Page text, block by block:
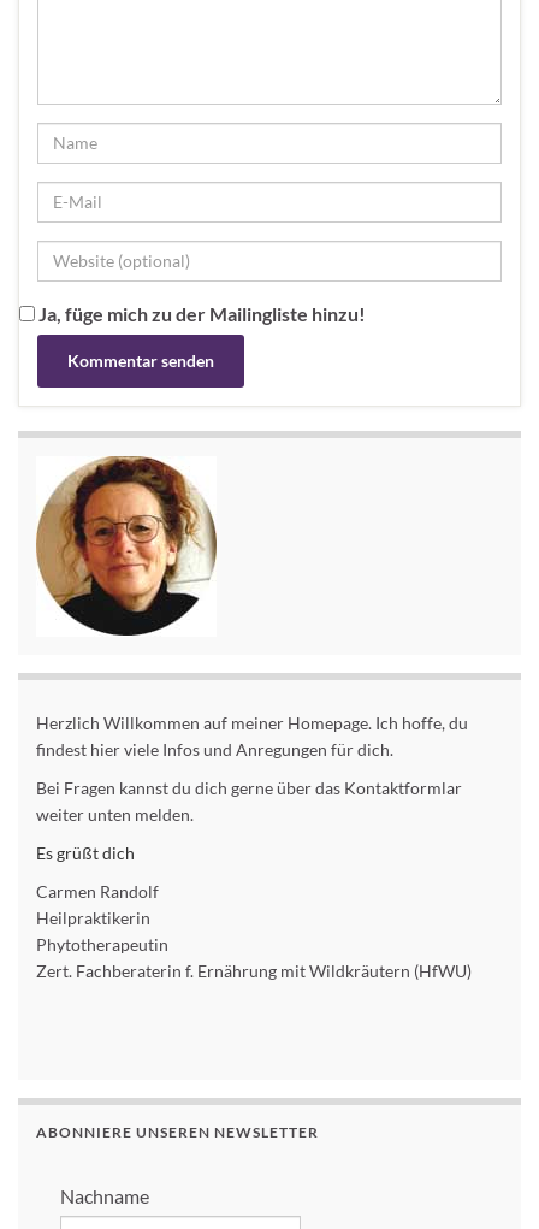
Ja, füge mich zu der Mailingliste hinzu!
Alternative:
Herzlich Willkommen auf meiner Homepage. Ich hoffe, du
findest hier viele Infos und Anregungen für dich.
Bei Fragen kannst du dich gerne über das Kontaktformlar
weiter unten melden.
Es grüßt dich
Carmen Randolf
Heilpraktikerin
Phytotherapeutin
Zert. Fachberaterin f. Ernährung mit Wildkräutern (HfWU)
ABONNIERE UNSEREN NEWSLETTER
Nachname